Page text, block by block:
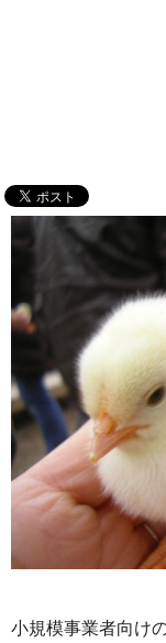
小規模事業者向け